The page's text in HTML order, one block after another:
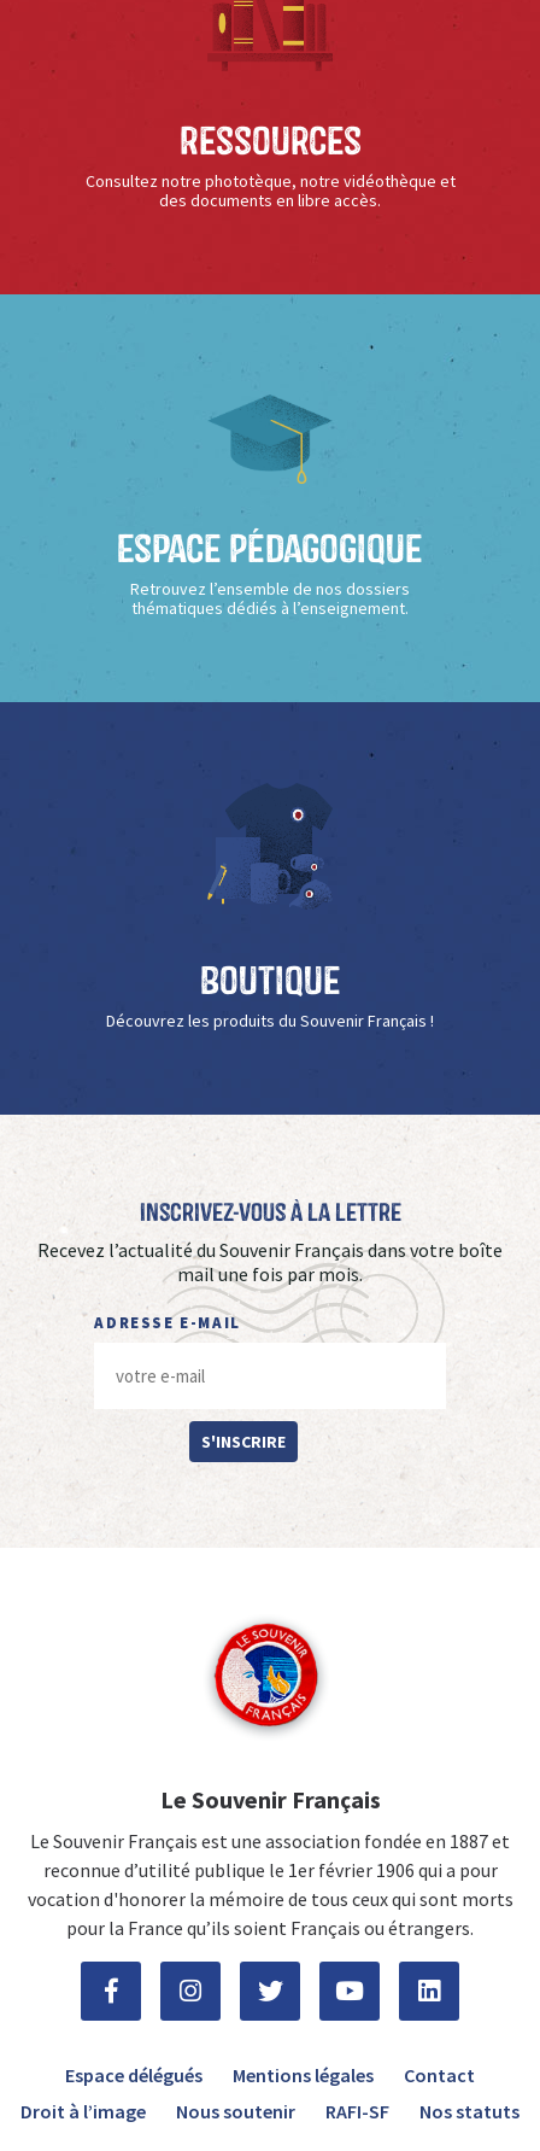
Ressources
Consultez notre phototèque, notre vidéothèque et
des documents en libre accès.
Espace Pédagogique
Retrouvez l’ensemble de nos dossiers
thématiques dédiés à l’enseignement.
Boutique
Découvrez les produits du Souvenir Français !
Inscrivez-vous à La Lettre
Recevez l’actualité du Souvenir Français dans votre boîte
mail une fois par mois.
ADRESSE E-MAIL
S'INSCRIRE
Le Souvenir Français
Le Souvenir Français est une association fondée en 1887 et
reconnue d’utilité publique le 1er février 1906 qui a pour
vocation d'honorer la mémoire de tous ceux qui sont morts
pour la France qu’ils soient Français ou étrangers.
Espace délégués Mentions légales
Contact
Droit à l’image
Nous soutenir RAFI-SF Nos statuts